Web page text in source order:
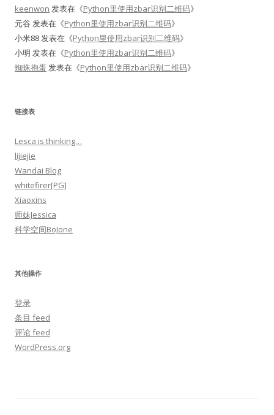
keenwon 发表在《Python里使用zbar识别二维码》
元谷发表在《Python里使用zbar识别二维码》
小米88发表在《Python里使用zbar识别二维码》
小明 发表在《Python里使用zbar识别二维码》
蜘蛛抱蛋 发表在《Python里使用zbar识别二维码》
链接表
Lesca is thinking…
lijiejie
Wandai Blog
whitefirer[PG]
Xiaoxins
师妹Jessica
科学空间BoJone
其他操作
登录
条目 feed
评论 feed
WordPress.org